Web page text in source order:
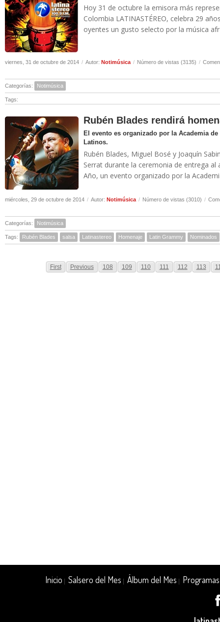
Hoy 31 de octubre la emisora más
Colombia LATINASTÉREO, celebra 29
oyentes un gusto selecto por la música
viernes, 31 de octubre de 2014 / Autor: Notimúsica / Número de vistas (3135) /
Categorías: Notimúsica
Tags:
Rubén Blades rendirá
El evento es organizado por la Academia
Latinos.
Rubén Blades, Miguel Bosé y Joaquín
Serrat durante la ceremonia de entrega
Año, un evento organizado por la
miércoles, 29 de octubre de 2014 / Autor: Notimúsica / Número de vistas (3010) /
Categorías: Notimúsica
Tags: Rubén Blades salsa Latinastereo Homenaje Latin Grammy Nominados
First Previous 108 109 110 111 112 113
Inicio |Salsero del Mes |Álbum del Mes Programas